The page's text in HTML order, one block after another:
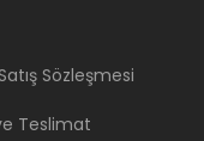
Sözleşmesi
Teslimat